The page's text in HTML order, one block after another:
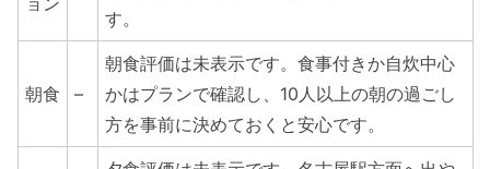
す。
朝食 –
朝食評価は未表示です。食事付きか自炊中心
かはプランで確認し、10人以上の朝の過ごし
方を事前に決めておくと安心です。